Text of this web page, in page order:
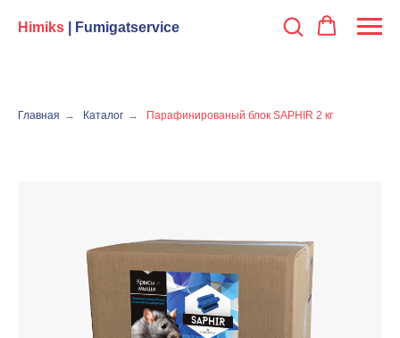
Himiks | Fumigatservice
Главная → Каталог → Парафинированый блок SAPHIR 2 кг